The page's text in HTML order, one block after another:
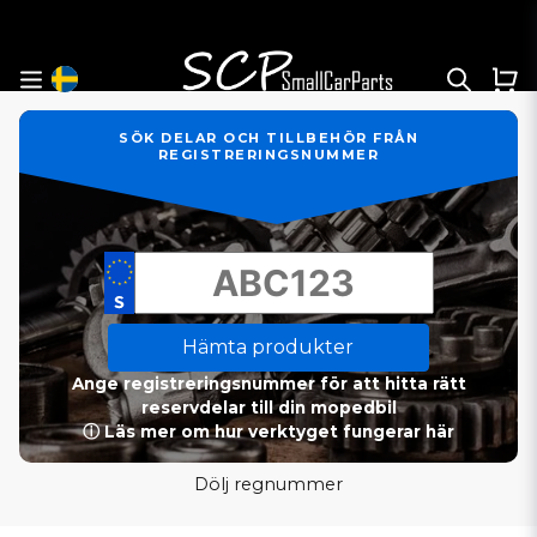
SÖK DELAR OCH TILLBEHÖR FRÅN
REGISTRERINGSNUMMER
Hämta produkter
Ange registreringsnummer för att hitta rätt
reservdelar till din mopedbil
ⓘ Läs mer om hur verktyget fungerar här
Dölj regnummer